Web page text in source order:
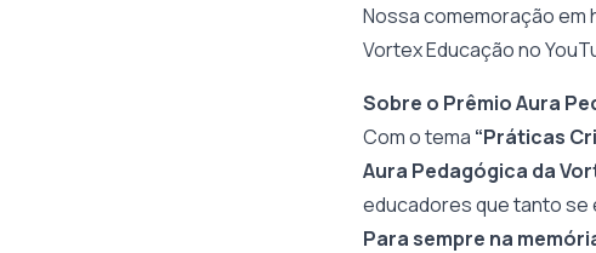
Nossa comemoração em
Vortex Educação no
Sobre o Prêmio Aura
Com o tema “Práticas
Aura Pedagógica da
educadores que tanto se
Para sempre na